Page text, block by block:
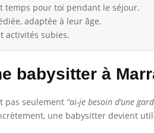
temps pour toi pendant le séjour.
adaptée à leur âge.
activités subies.
babysitter à
pas seulement “ai-je besoin d’une
une babysitter devient